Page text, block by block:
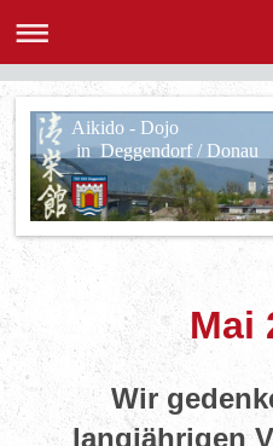
Aikido - Dojo
in Deggendorf / Donau
Mai
Wir
langjährigen